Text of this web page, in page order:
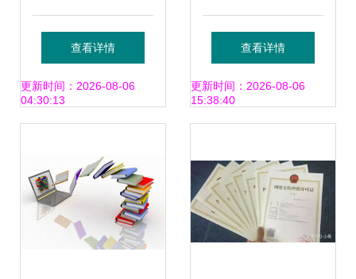
修仙·怀旧石
器”（0.1折扣版）
区防御手册
查看详情
更新时间：2026-08-06
04:30:13
证办理全解析 诸葛
优服助您快速获批
查看详情
更新时间：2026-08-06
15:38:40